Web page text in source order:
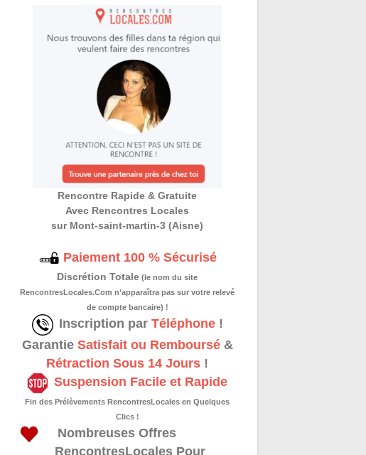
Rencontre Rapide & Gratuite
Avec Rencontres Locales
sur Mont-saint-martin-3 (Aisne)
Paiement 100 % Sécurisé
Discrétion Totale (le nom du site
RencontresLocales.Com n’apparaîtra pas sur votre relevé
de compte bancaire) !
Inscription par Téléphone!
Garantie Satisfait ou Remboursé&
Rétraction Sous 14 Jours !
Suspension Facile et Rapide
Fin des Prélèvements RencontresLocales en Quelques
Clics !
Nombreuses Offres
RencontresLocales Pour